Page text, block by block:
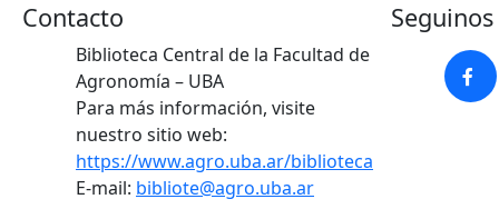
Contacto
Biblioteca Central de la Facultad de
Agronomía – UBA
Para más información, visite
nuestro sitio web:
https://www.agro.uba.ar/biblioteca
E-mail: bibliote@agro.uba.ar